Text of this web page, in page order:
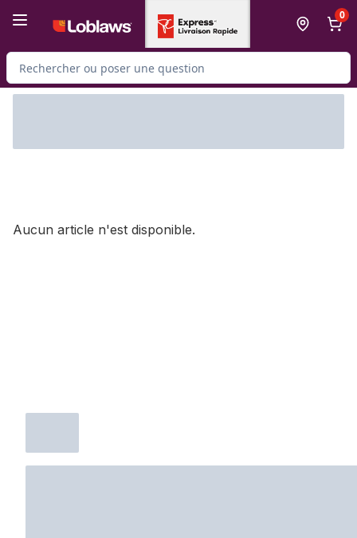
0
Rechercher des produits
Aucun article n'est disponible.